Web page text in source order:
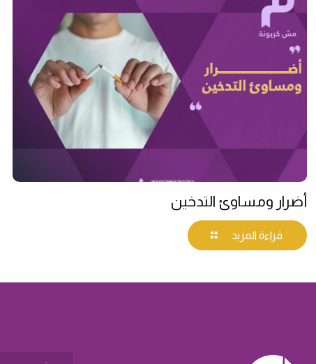
أضرار ومساوئ التدخين
قراءة المزيد